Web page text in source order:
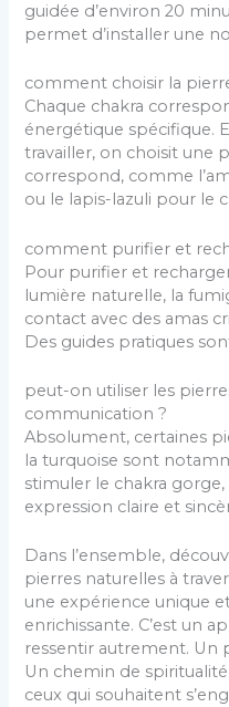
guidée d’environ 20
permet d’installer une
comment choisir la
Chaque chakra
énergétique spécifique.
travailler, on choisit une
correspond, comme
ou le lapis-lazuli pour le
comment purifier et
Pour purifier et
lumière naturelle, la
contact avec des amas
Des guides pratiques
peut-on utiliser les
communication ?
Absolument, certaines
la turquoise sont
stimuler le chakra gorge,
expression claire et
Dans l’ensemble,
pierres naturelles à
une expérience unique
enrichissante. C’est un
ressentir autrement. Un
Un chemin de
ceux qui souhaitent